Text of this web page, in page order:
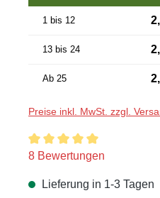
1 bis 12
13 bis 24
Ab 25
Preise inkl. MwSt. zzgl.
Durchschnittliche
8 Bewertungen
Lieferung in 1-3 Tagen